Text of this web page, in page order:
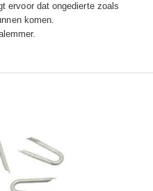
ervoor dat ongedierte zoals
komen.